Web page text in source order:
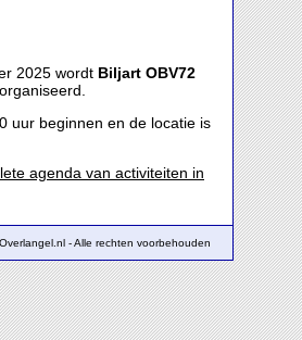
2025 wordt Biljart OBV72
uur beginnen en de locatie is
agenda van activiteiten in
- Alle rechten voorbehouden